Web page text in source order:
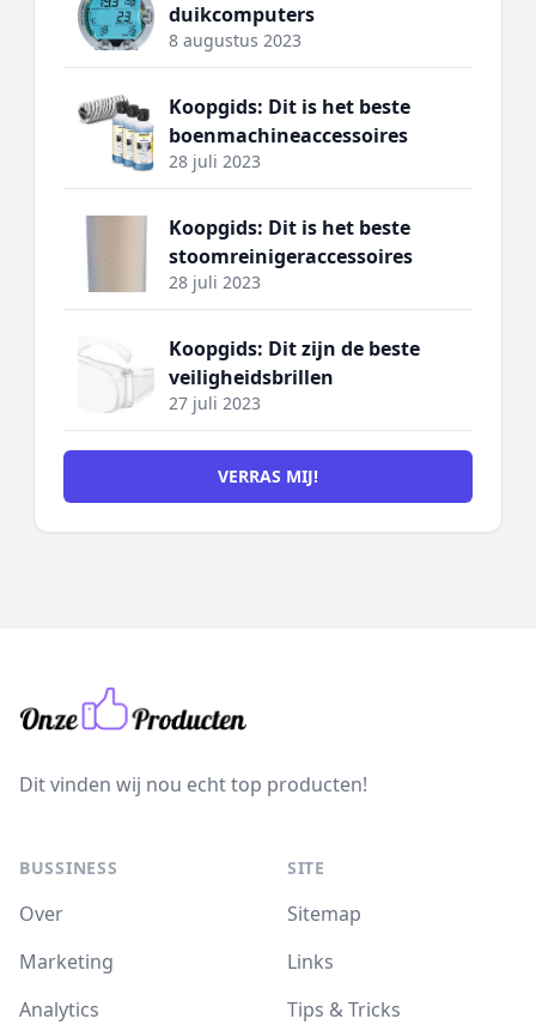
duikcomputers
8 augustus 2023
Koopgids: Dit is het beste
boenmachineaccessoires
28 juli 2023
Koopgids: Dit is het beste
stoomreinigeraccessoires
28 juli 2023
Koopgids: Dit zijn de beste
veiligheidsbrillen
27 juli 2023
VERRAS MIJ!
Dit vinden wij nou echt top producten!
BUSSINESS
Over
Marketing
Analytics
SITE
Sitemap
Links
Tips & Tricks